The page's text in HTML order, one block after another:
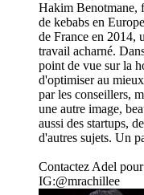
Hakim Benotmane,
de kebabs en
de France en 2014,
travail acharné.
point de vue sur la
d'optimiser au
par les conseillers,
une autre image,
aussi des startups,
d'autres sujets. Un
Contactez Adel
IG:@mrachillee